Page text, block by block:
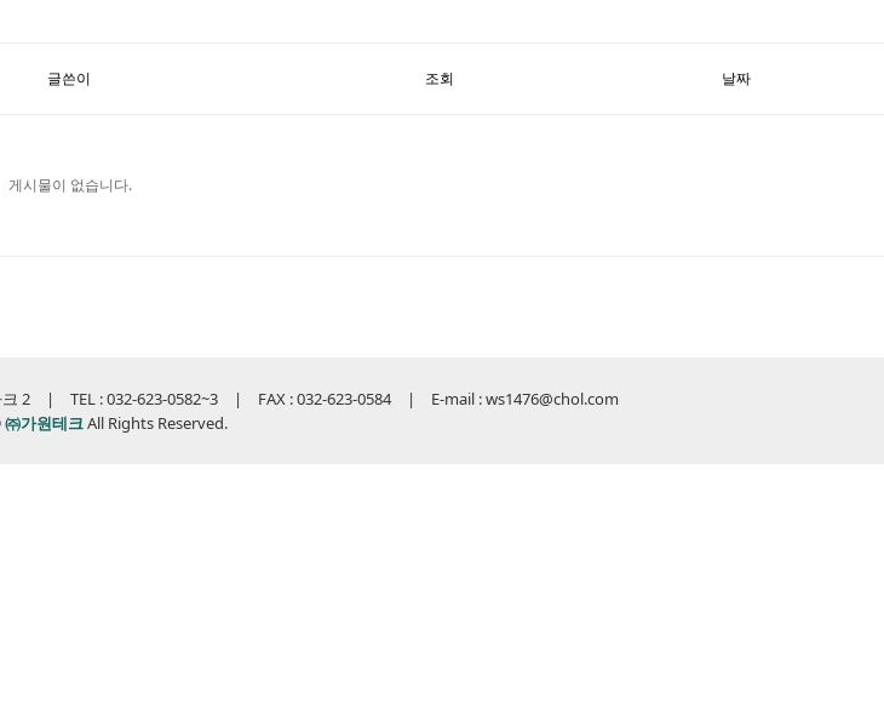
글쓴이 조회 날짜
게시물이 없습니다.
파크 2 | TEL : 032-623-0582~3 | FAX : 032-623-0584 | E-mail : ws1476@chol.com
㈜가원테크All Rights Reserved.